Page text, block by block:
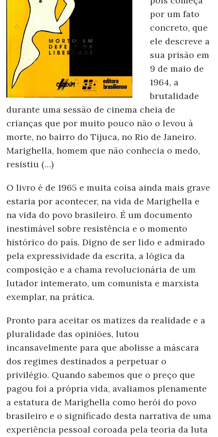
por um fato
concreto, que
ele descreve a
sua prisão em
9 de maio de
1964, a
brutalidade
durante uma sessão de cinema cheia de
crianças que por muito pouco não o levou à
morte, no bairro do Tijuca, no Rio de Janeiro.
Marighella, homem que não conhecia o medo,
resistiu (…)
O livro é de 1965 e muita coisa ainda mais grave
estaria por acontecer, na vida de Marighella e
na vida do povo brasileiro. É um documento
inestimável sobre resistência e o momento
histórico do país. Digno de ser lido e admirado
pela expressividade da escrita, a lógica da
composição e a chama revolucionária de um
lutador intemerato, um comunista e marxista
exemplar, na prática.
Pronto para aceitar os matizes da realidade e a
pluralidade das opiniões, lutou
incansavelmente para que abolisse a máscara
dos regimes destinados a perpetuar o
privilégio. Quando sabemos que o preço que
pagou foi a própria vida, avaliamos plenamente
a estatura de Marighella como herói do povo
brasileiro e o significado desta narrativa de uma
experiência pessoal coroada pela teoria da luta